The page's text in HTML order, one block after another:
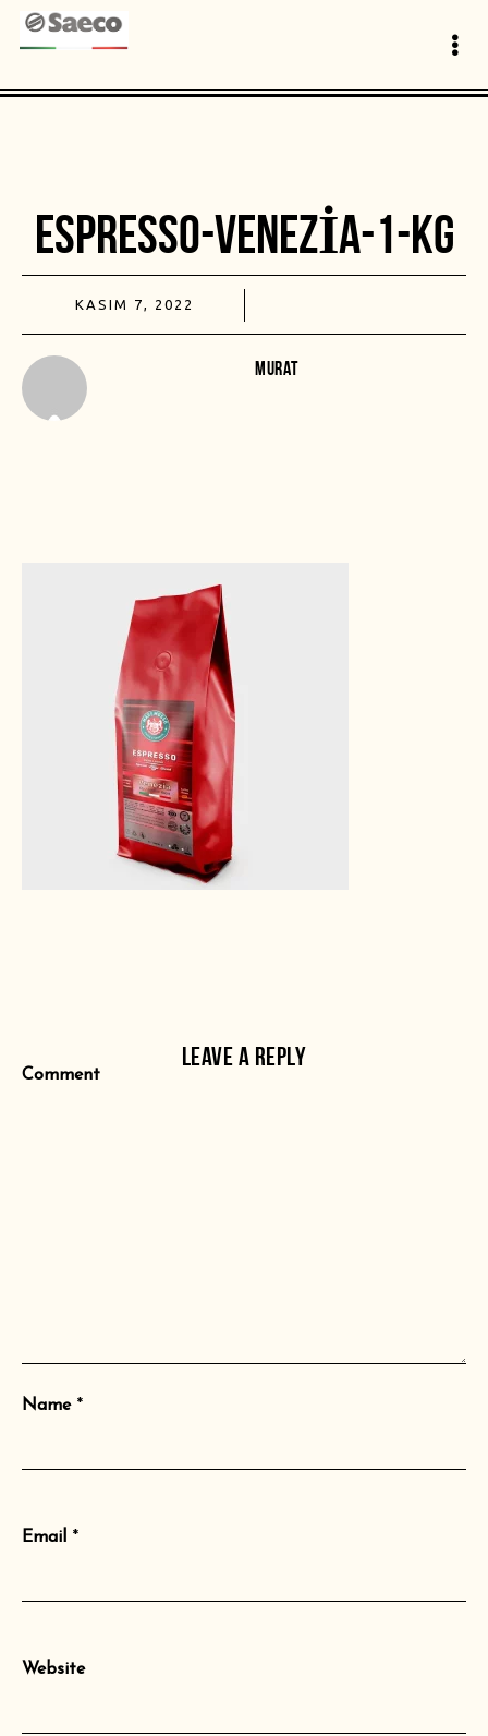
ESPRESSO-VENEZIA-1-KG
KASIM 7, 2022
MURAT
LEAVE A REPLY
Comment
Name *
Email *
Website